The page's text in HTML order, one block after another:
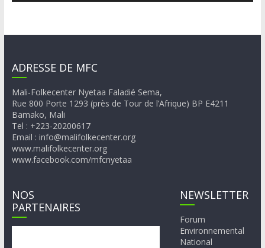
ADRESSE DE MFC
Mali-Folkecenter Nyetaa Faladié Sema,
Rue 800 Porte 1293 (près de Tour de l’Afrique) BP E4211
Bamako, Mali
Tel : +223-20200617
Email : info@malifolkecenter.org
www.malifolkecenter.org
www.facebook.com/mfcnyetaa
NOS
PARTENAIRES
NEWSLETTER
Forum
Environnemental
National